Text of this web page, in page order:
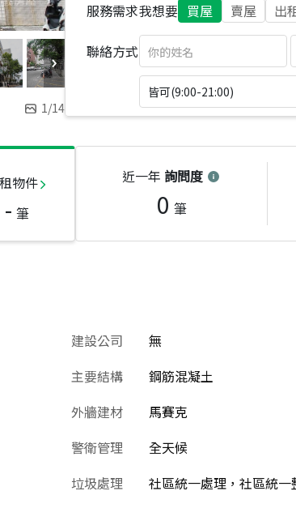
1/14
服務需求我想要 買屋 賣屋 出
聯絡方式
皆可(9:00-21:00)
物件
- 筆
近一年 詢問度
0 筆
建設公司
無
主要結構
鋼筋混凝土
外牆建材
馬賽克
警衛管理
全天候
垃圾處理
社區統一處理，社區統一